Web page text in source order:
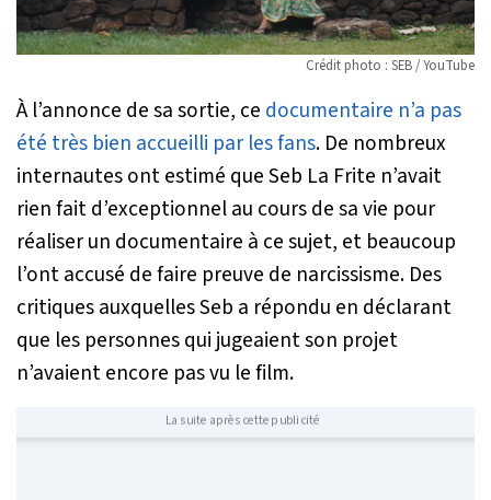
Crédit photo : SEB / YouTube
À l’annonce de sa sortie, ce documentaire n’a pas
été très bien accueilli par les fans. De nombreux
internautes ont estimé que Seb La Frite n’avait
rien fait d’exceptionnel au cours de sa vie pour
réaliser un documentaire à ce sujet, et beaucoup
l’ont accusé de faire preuve de narcissisme. Des
critiques auxquelles Seb a répondu en déclarant
que les personnes qui jugeaient son projet
n’avaient encore pas vu le film.
La suite après cette publicité